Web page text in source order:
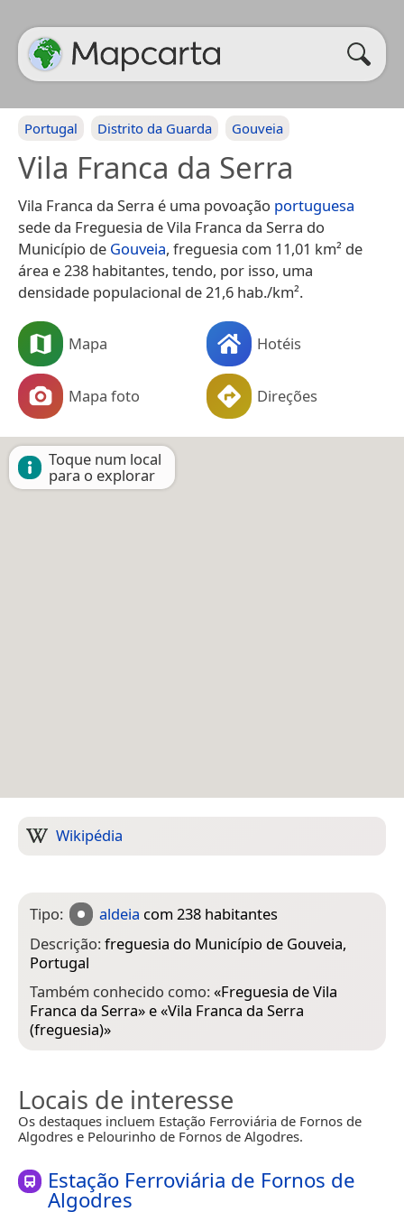
Portugal Distrito da Guarda Gouveia
Vila Franca da Serra
Vila Franca da Serra é uma povoação portuguesa
sede da Freguesia de Vila Franca da Serra do
Município de Gouveia, freguesia com 11,01 km² de
área e 238 habitantes, tendo, por isso, uma
densidade populacional de 21,6 hab./km².
Mapa Hotéis
Mapa foto Direções
Toque num local
para o explorar
Wikipédia
Tipo: aldeia com 238 habitantes
Descrição:freguesia do Município de Gouveia,
Portugal
Também conhecido como:«Freguesia de Vila
Franca da Serra» e «Vila Franca da Serra
(freguesia)»
Locais de interesse
Os destaques incluem Estação Ferroviária de Fornos de
Algodres e Pelourinho de Fornos de Algodres.
Estação Ferroviária de Fornos de
Algodres